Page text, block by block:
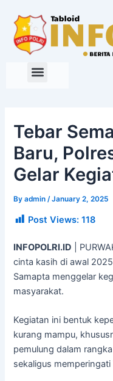
content
Tebar
Baru,
Gelar
Byadmin/January 2, 2025
Post Views: 118
INFOPOLRI.ID |
cinta kasih di awal
Samapta menggelar
masyarakat.
Kegiatan ini bentuk
kurang mampu,
pemulung dalam
sekaligus